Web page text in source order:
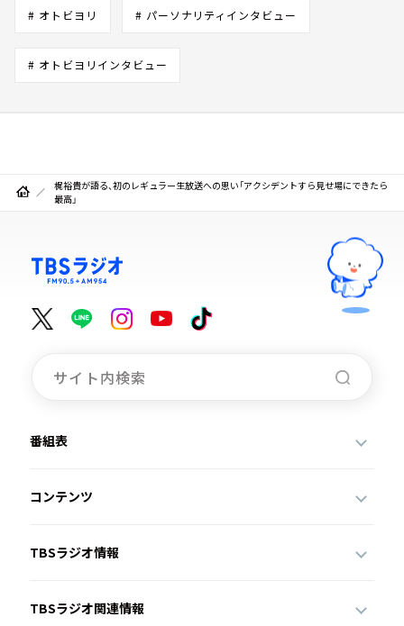
# オトビヨリ # パーソナリティインタビュー
# オトビヨリインタビュー
梶裕貴が語る、初のレギュラー生放送への思い「アクシデントすら見せ場にできたら
最高」
番組表
コンテンツ
TBSラジオ情報
TBSラジオ関連情報